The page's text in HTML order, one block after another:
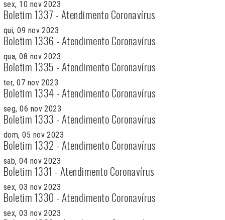
sex, 10 nov 2023
Boletim 1337 - Atendimento Coronavírus
qui, 09 nov 2023
Boletim 1336 - Atendimento Coronavírus
qua, 08 nov 2023
Boletim 1335 - Atendimento Coronavírus
ter, 07 nov 2023
Boletim 1334 - Atendimento Coronavírus
seg, 06 nov 2023
Boletim 1333 - Atendimento Coronavírus
dom, 05 nov 2023
Boletim 1332 - Atendimento Coronavírus
sab, 04 nov 2023
Boletim 1331 - Atendimento Coronavírus
sex, 03 nov 2023
Boletim 1330 - Atendimento Coronavírus
sex, 03 nov 2023